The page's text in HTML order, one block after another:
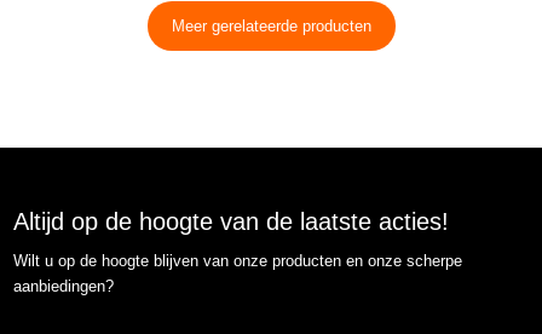
Meer gerelateerde producten
Altijd op de hoogte van de laatste acties!
Wilt u op de hoogte blijven van onze producten en onze scherpe
aanbiedingen?